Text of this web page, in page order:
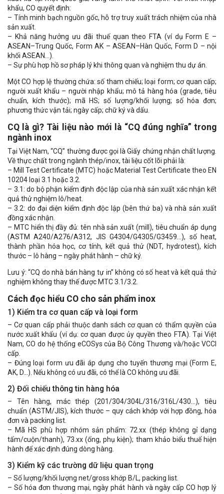
khẩu, CO quyết định:
– Tính minh bạch nguồn gốc, hỗ trợ truy xuất trách nhiệm của nhà
sản xuất.
– Khả năng hưởng ưu đãi thuế quan theo FTA (ví dụ Form E –
ASEAN–Trung Quốc, Form AK – ASEAN–Hàn Quốc, Form D – nội
khối ASEAN…).
– Sự phù hợp hồ sơ pháp lý khi thông quan và nghiệm thu dự án.
Một CO hợp lệ thường chứa: số tham chiếu; loại form; cơ quan cấp;
người xuất khẩu – người nhập khẩu; mô tả hàng hóa (grade, tiêu
chuẩn, kích thước); mã HS; số lượng/khối lượng; số hóa đơn;
phương thức vận tải; ngày cấp; chữ ký và dấu.
CQ là gì? Tài liệu nào mới là “CQ đúng nghĩa” trong
ngành inox
Tại Việt Nam, “CQ” thường được gọi là Giấy chứng nhận chất lượng.
Về thực chất trong ngành thép/inox, tài liệu cốt lõi phải là:
– Mill Test Certificate (MTC) hoặc Material Test Certificate theo EN
10204 loại 3.1 hoặc 3.2.
– 3.1: do bộ phận kiểm định độc lập của nhà sản xuất xác nhận kết
quả thử nghiệm lô/heat.
– 3.2: do đại diện kiểm định độc lập (bên thứ ba) và nhà sản xuất
đồng xác nhận.
– MTC hiển thị đầy đủ: tên nhà sản xuất (mill), tiêu chuẩn áp dụng
(ASTM A240/A276/A312, JIS G4304/G4305/G3459…), số heat,
thành phần hóa học, cơ tính, kết quả thử (NDT, hydrotest), kích
thước – lô hàng – ngày phát hành – chữ ký.
Lưu ý: “CQ do nhà bán hàng tự in” không có số heat và kết quả thử
nghiệm không thay thế được MTC 3.1/3.2.
Cách đọc hiểu CO cho sản phẩm inox
1) Kiểm tra cơ quan cấp và loại form
– Cơ quan cấp phải thuộc danh sách cơ quan có thẩm quyền của
nước xuất khẩu (ví dụ: cơ quan được ủy quyền theo FTA). Tại Việt
Nam, CO do hệ thống eCOSys của Bộ Công Thương và/hoặc VCCI
cấp.
– Đúng loại form ưu đãi áp dụng cho tuyến thương mại (Form E,
AK, D…). Nếu không có ưu đãi, có thể là CO không ưu đãi.
2) Đối chiếu thông tin hàng hóa
– Tên hàng, mác thép (201/304/304L/316/316L/430…), tiêu
chuẩn (ASTM/JIS), kích thước – quy cách khớp với hợp đồng, hóa
đơn và packing list.
– Mã HS phù hợp nhóm sản phẩm: 72.xx (thép không gỉ dạng
tấm/cuộn/thanh), 73.xx (ống, phụ kiện); tham khảo biểu thuế hiện
hành để xác định đúng dòng hàng.
3) Kiểm kỹ các trường dữ liệu quan trọng
– Số lượng/khối lượng net/gross khớp B/L, packing list.
– Số hóa đơn thương mại, ngày phát hành và ngày cấp CO hợp lý